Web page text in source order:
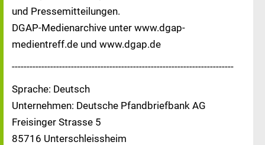
und Pressemitteilungen.
DGAP-Medienarchive unter www.dgap-
medientreff.de und www.dgap.de
---------------------------------------------------------------------------
Sprache: Deutsch
Unternehmen: Deutsche Pfandbriefbank AG
Freisinger Strasse 5
85716 Unterschleissheim